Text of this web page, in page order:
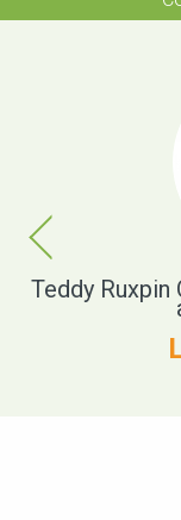
Previous
Teddy